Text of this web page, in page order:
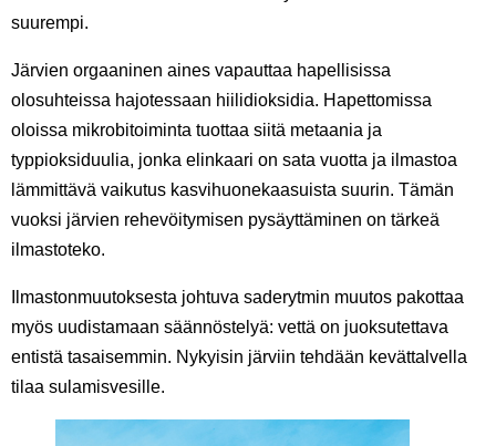
suurempi.
Järvien orgaaninen aines vapauttaa hapellisissa
olosuhteissa hajotessaan hiilidioksidia. Hapettomissa
oloissa mikrobitoiminta tuottaa siitä metaania ja
typpioksiduulia, jonka elinkaari on sata vuotta ja ilmastoa
lämmittävä vaikutus kasvihuonekaasuista suurin. Tämän
vuoksi järvien rehevöitymisen pysäyttäminen on tärkeä
ilmastoteko.
Ilmastonmuutoksesta johtuva saderytmin muutos pakottaa
myös uudistamaan säännöstelyä: vettä on juoksutettava
entistä tasaisemmin. Nykyisin järviin tehdään kevättalvella
tilaa sulamisvesille.